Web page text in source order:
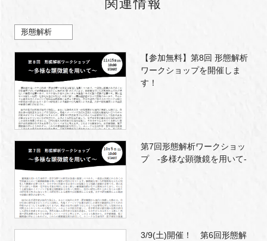
関連情報
形態解析
【参加無料】第8回 形態解析
ワークショップを開催しま
す！
第7回形態解析ワークショッ
プ ‐多様な顕微鏡を用いて‐
3/9(土)開催！ 第6回形態解